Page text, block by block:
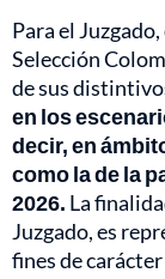
Para el
Selección
de sus
en los
decir, en
como la de la
2026. La
Juzgado, es
fines de